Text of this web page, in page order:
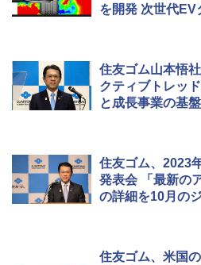
を開発 次世代EV
住友ゴム山本悟
クティブトレッ
と成長事業の基
らビジネスとし
住友ゴム、2023
発表会 「最新の
の詳細を10月の
ーで発表する予
住友ゴム、米国